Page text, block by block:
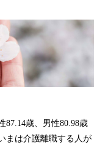
87.14歳、男性80.98歳
まは介護離職する人が